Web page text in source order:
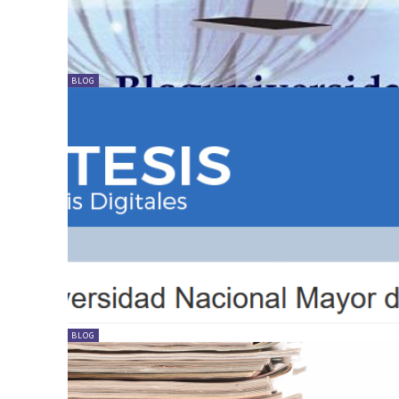
BLOG
BLOG